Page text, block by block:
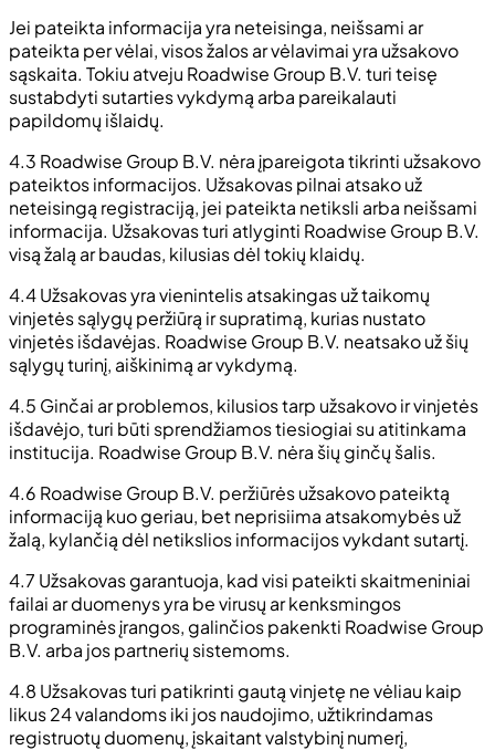
Jei pateikta informacija yra neteisinga, neišsami ar
pateikta per vėlai, visos žalos ar vėlavimai yra užsakovo
sąskaita. Tokiu atveju Roadwise Group B.V. turi teisę
sustabdyti sutarties vykdymą arba pareikalauti
papildomų išlaidų.
4.3 Roadwise Group B.V. nėra įpareigota tikrinti užsakovo
pateiktos informacijos. Užsakovas pilnai atsako už
neteisingą registraciją, jei pateikta netiksli arba neišsami
informacija. Užsakovas turi atlyginti Roadwise Group B.V.
visą žalą ar baudas, kilusias dėl tokių klaidų.
4.4 Užsakovas yra vienintelis atsakingas už taikomų
vinjetės sąlygų peržiūrą ir supratimą, kurias nustato
vinjetės išdavėjas. Roadwise Group B.V. neatsako už šių
sąlygų turinį, aiškinimą ar vykdymą.
4.5 Ginčai ar problemos, kilusios tarp užsakovo ir vinjetės
išdavėjo, turi būti sprendžiamos tiesiogiai su atitinkama
institucija. Roadwise Group B.V. nėra šių ginčų šalis.
4.6 Roadwise Group B.V. peržiūrės užsakovo pateiktą
informaciją kuo geriau, bet neprisiima atsakomybės už
žalą, kylančią dėl netikslios informacijos vykdant sutartį.
4.7 Užsakovas garantuoja, kad visi pateikti skaitmeniniai
failai ar duomenys yra be virusų ar kenksmingos
programinės įrangos, galinčios pakenkti Roadwise Group
B.V. arba jos partnerių sistemoms.
4.8 Užsakovas turi patikrinti gautą vinjetę ne vėliau kaip
likus 24 valandoms iki jos naudojimo, užtikrindamas
registruotų duomenų, įskaitant valstybinį numerį,